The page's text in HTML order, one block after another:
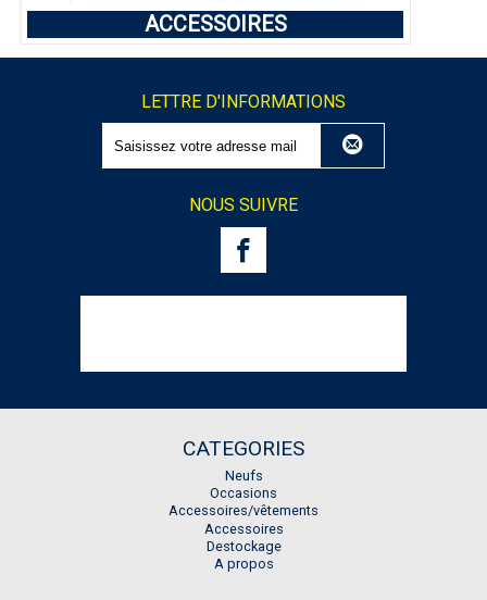
ACCESSOIRES
LETTRE D'INFORMATIONS
NOUS SUIVRE
CATEGORIES
Neufs
Occasions
Accessoires/vêtements
Accessoires
Destockage
A propos